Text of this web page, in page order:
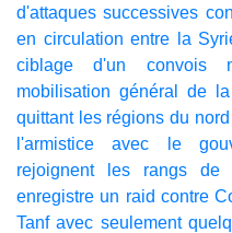
d'attaques successives
en circulation entre la
ciblage d'un convois
mobilisation général de
quittant les régions du
l'armistice avec le
rejoignent les rangs de
enregistre un raid contre
Tanf avec seulement